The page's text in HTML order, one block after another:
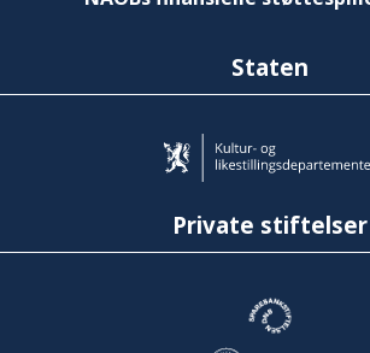
Staten
Private stiftelser